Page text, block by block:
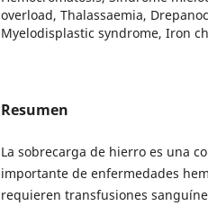
overload, Thalassaemia,
Myelodisplastic syndrome, Iron
Resumen
La sobrecarga de hierro es una
importante de enfermedades
requieren transfusiones